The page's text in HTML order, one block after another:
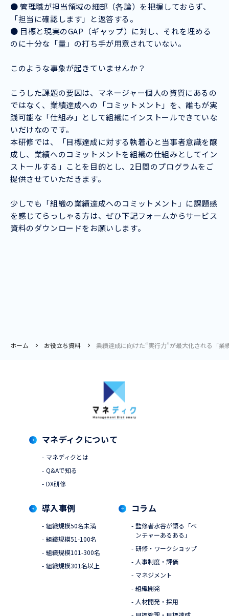
● 管理職が担当領域の細部（各論）を把握しておらず、
「担当に確認します」と返答する。
● 目標と現実のGAP（ギャップ）に対し、それを埋める
のに十分な「量」の打ち手が用意されていない。
このような事象が起きていませんか？
こうした課題の要因は、マネージャー個人の資質にあるの
ではなく、業績達成への「コミットメント」を、誰もが実
践可能な「仕組み」として組織にインストールできていな
いだけなのです。
本研修では、「目標達成に対する執着心と当事者意識を醸
成し、業績へのコミットメントを組織の仕組みとしてイン
ストールする」ことを目的とし、2日間のプログラムをご
提供させていただきます。
少しでも「組織の業績達成へのコミットメント」に課題感
を感じてらっしゃる方は、ぜひ下記フォームからサービス
資料のダウンロードをお願いします。
ホーム お役立ち資料 業績達成に向けた“実行力”が最大化される「
マネディクについて
マネディクとは
Q&Aで知る
DX研修
導入事例
組織規模50名未満
組織規模51-100名
組織規模101-300名
組織規模301名以上
コラム
監修者水谷が語る「ベ
ンチャーあるある」
研修・ワークショップ
人事制度・評価
マネジメント
組織開発
人材開発・採用